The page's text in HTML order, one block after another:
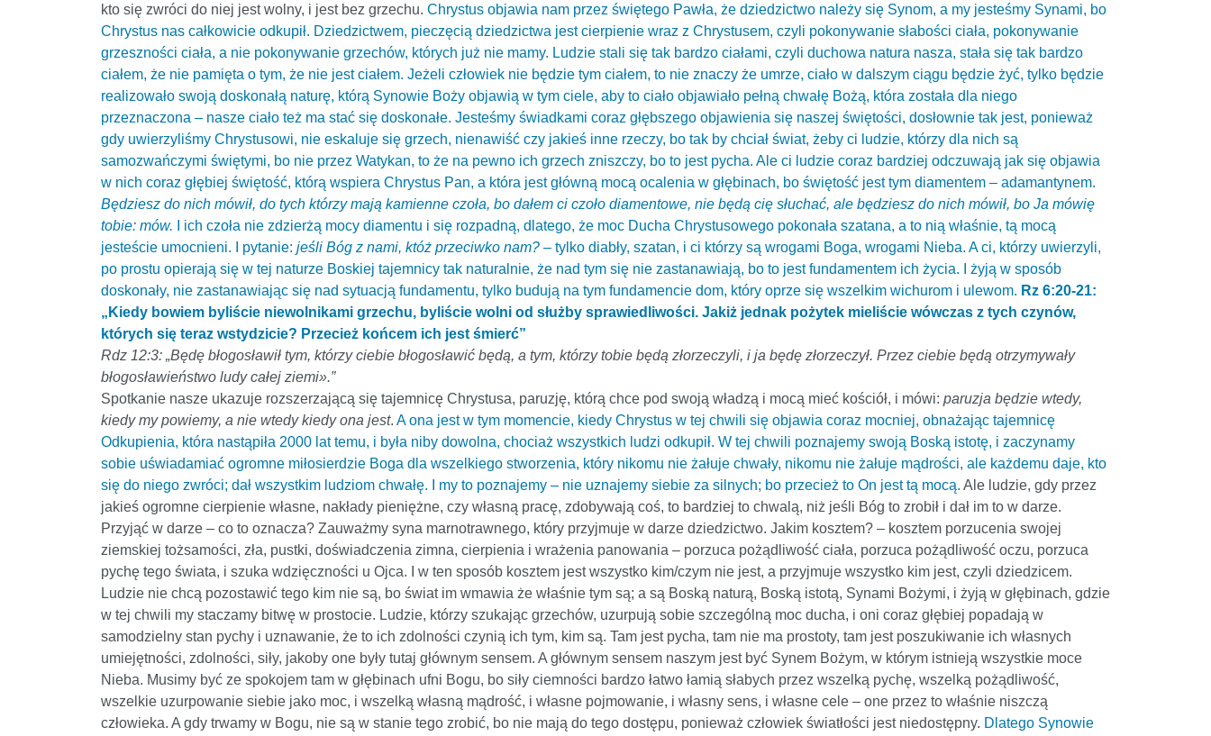
kto się zwróci do niej jest wolny, i jest bez grzechu. Chrystus objawia nam przez świętego Pawła, że dziedzictwo należy się Synom, a my jesteśmy Synami, bo
Chrystus nas całkowicie odkupił. Dziedzictwem, pieczęcią dziedzictwa jest cierpienie wraz z Chrystusem, czyli pokonywanie słabości ciała, pokonywanie
grzeszności ciała, a nie pokonywanie grzechów, których już nie mamy. Ludzie stali się tak bardzo ciałami, czyli duchowa natura nasza, stała się tak bardzo
ciałem, że nie pamięta o tym, że nie jest ciałem. Jeżeli człowiek nie będzie tym ciałem, to nie znaczy że umrze, ciało w dalszym ciągu będzie żyć, tylko będzie
realizowało swoją doskonałą naturę, którą Synowie Boży objawią w tym ciele, aby to ciało objawiało pełną chwałę Bożą, która została dla niego
przeznaczona – nasze ciało też ma stać się doskonałe. Jesteśmy świadkami coraz głębszego objawienia się naszej świętości, dosłownie tak jest, ponieważ
gdy uwierzyliśmy Chrystusowi, nie eskaluje się grzech, nienawiść czy jakieś inne rzeczy, bo tak by chciał świat, żeby ci ludzie, którzy dla nich są
samozwańczymi świętymi, bo nie przez Watykan, to że na pewno ich grzech zniszczy, bo to jest pycha. Ale ci ludzie coraz bardziej odczuwają jak się objawia
w nich coraz głębiej świętość, którą wspiera Chrystus Pan, a która jest główną mocą ocalenia w głębinach, bo świętość jest tym diamentem – adamantynem.
Będziesz do nich mówił, do tych którzy mają kamienne czoła, bo dałem ci czoło diamentowe, nie będą cię słuchać, ale będziesz do nich mówił, bo Ja mówię
tobie: mów. I ich czoła nie zdzierżą mocy diamentu i się rozpadną, dlatego, że moc Ducha Chrystusowego pokonała szatana, a to nią właśnie, tą mocą
jesteście umocnieni. I pytanie: jeśli Bóg z nami, któż przeciwko nam? – tylko diabły, szatan, i ci którzy są wrogami Boga, wrogami Nieba. A ci, którzy uwierzyli,
po prostu opierają się w tej naturze Boskiej tajemnicy tak naturalnie, że nad tym się nie zastanawiają, bo to jest fundamentem ich życia. I żyją w sposób
doskonały, nie zastanawiając się nad sytuacją fundamentu, tylko budują na tym fundamencie dom, który oprze się wszelkim wichurom i ulewom. Rz 6:20-21:
„Kiedy bowiem byliście niewolnikami grzechu, byliście wolni od służby sprawiedliwości. Jakiż jednak pożytek mieliście wówczas z tych czynów,
których się teraz wstydzicie? Przecież końcem ich jest śmierć”
Rdz 12:3: „Będę błogosławił tym, którzy ciebie błogosławić będą, a tym, którzy tobie będą złorzeczyli, i ja będę złorzeczył. Przez ciebie będą otrzymywały
błogosławieństwo ludy całej ziemi».”
Spotkanie nasze ukazuje rozszerzającą się tajemnicę Chrystusa, paruzję, którą chce pod swoją władzą i mocą mieć kościół, i mówi: paruzja będzie wtedy,
kiedy my powiemy, a nie wtedy kiedy ona jest. A ona jest w tym momencie, kiedy Chrystus w tej chwili się objawia coraz mocniej, obnażając tajemnicę
Odkupienia, która nastąpiła 2000 lat temu, i była niby dowolna, chociaż wszystkich ludzi odkupił. W tej chwili poznajemy swoją Boską istotę, i zaczynamy
sobie uświadamiać ogromne miłosierdzie Boga dla wszelkiego stworzenia, który nikomu nie żałuje chwały, nikomu nie żałuje mądrości, ale każdemu daje, kto
się do niego zwróci; dał wszystkim ludziom chwałę. I my to poznajemy – nie uznajemy siebie za silnych; bo przecież to On jest tą mocą. Ale ludzie, gdy przez
jakieś ogromne cierpienie własne, nakłady pieniężne, czy własną pracę, zdobywają coś, to bardziej to chwalą, niż jeśli Bóg to zrobił i dał im to w darze.
Przyjąć w darze – co to oznacza? Zauważmy syna marnotrawnego, który przyjmuje w darze dziedzictwo. Jakim kosztem? – kosztem porzucenia swojej
ziemskiej tożsamości, zła, pustki, doświadczenia zimna, cierpienia i wrażenia panowania – porzuca pożądliwość ciała, porzuca pożądliwość oczu, porzuca
pychę tego świata, i szuka wdzięczności u Ojca. I w ten sposób kosztem jest wszystko kim/czym nie jest, a przyjmuje wszystko kim jest, czyli dziedzicem.
Ludzie nie chcą pozostawić tego kim nie są, bo świat im wmawia że właśnie tym są; a są Boską naturą, Boską istotą, Synami Bożymi, i żyją w głębinach, gdzie
w tej chwili my staczamy bitwę w prostocie. Ludzie, którzy szukając grzechów, uzurpują sobie szczególną moc ducha, i oni coraz głębiej popadają w
samodzielny stan pychy i uznawanie, że to ich zdolności czynią ich tym, kim są. Tam jest pycha, tam nie ma prostoty, tam jest poszukiwanie ich własnych
umiejętności, zdolności, siły, jakoby one były tutaj głównym sensem. A głównym sensem naszym jest być Synem Bożym, w którym istnieją wszystkie moce
Nieba. Musimy być ze spokojem tam w głębinach ufni Bogu, bo siły ciemności bardzo łatwo łamią słabych przez wszelką pychę, wszelką pożądliwość,
wszelkie uzurpowanie siebie jako moc, i wszelką własną mądrość, i własne pojmowanie, i własny sens, i własne cele – one przez to właśnie niszczą
człowieka. A gdy trwamy w Bogu, nie są w stanie tego zrobić, bo nie mają do tego dostępu, ponieważ człowiek światłości jest niedostępny. Dlatego Synowie